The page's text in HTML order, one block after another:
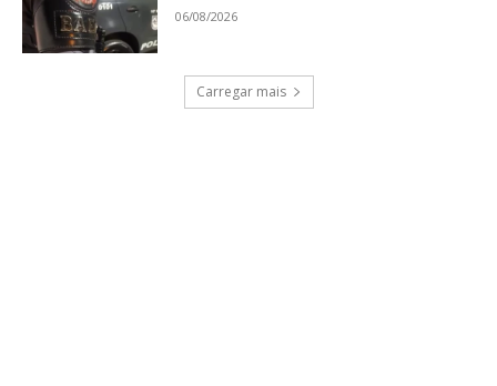
06/08/2026
Carregar mais